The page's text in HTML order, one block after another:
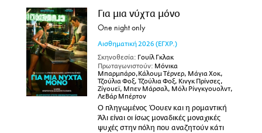
Για μια νύχτα μόνο
One night only
Αισθηματική 2026 (ΕΓΧΡ.)
Σκηνοθεσία: Γουίλ Γκλακ
Πρωταγωνιστούν: Μόνικα
Μπαρμπάρο,Κάλουμ Τέρνερ, Μάγια Χοκ,
Τζούλια Φοξ, Τζούλια Φοξ, Κινγκ Πρίνσες,
Ζίγουεϊ, Μπεν Μάρσαλ, Μόλι Ρίνγκγουολντ,
ΛεΒάρ Μπέρτον
Ο πληγωμένος Όουεν και η ρομαντική
Άλι είναι οι ίσως μοναδικές μοναχικές
ψυχές στην πόλη που αναζητούν κάτι